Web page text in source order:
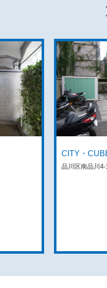
CITY・
品川区南品川4-